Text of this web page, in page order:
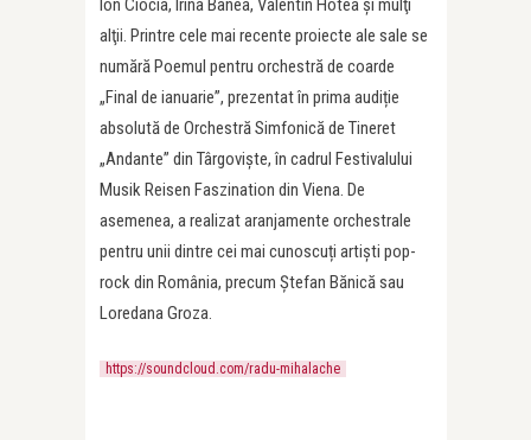
Ion Ciocia, Irina Banea, Valentin Hotea şi mulţi
alţii. Printre cele mai recente proiecte ale sale se
numără Poemul pentru orchestră de coarde
„Final de ianuarie”, prezentat în prima audiție
absolută de Orchestră Simfonică de Tineret
„Andante” din Târgoviște, în cadrul Festivalului
Musik Reisen Faszination din Viena. De
asemenea, a realizat aranjamente orchestrale
pentru unii dintre cei mai cunoscuți artiști pop-
rock din România, precum Ștefan Bănică sau
Loredana Groza.
https://soundcloud.com/radu-mihalache